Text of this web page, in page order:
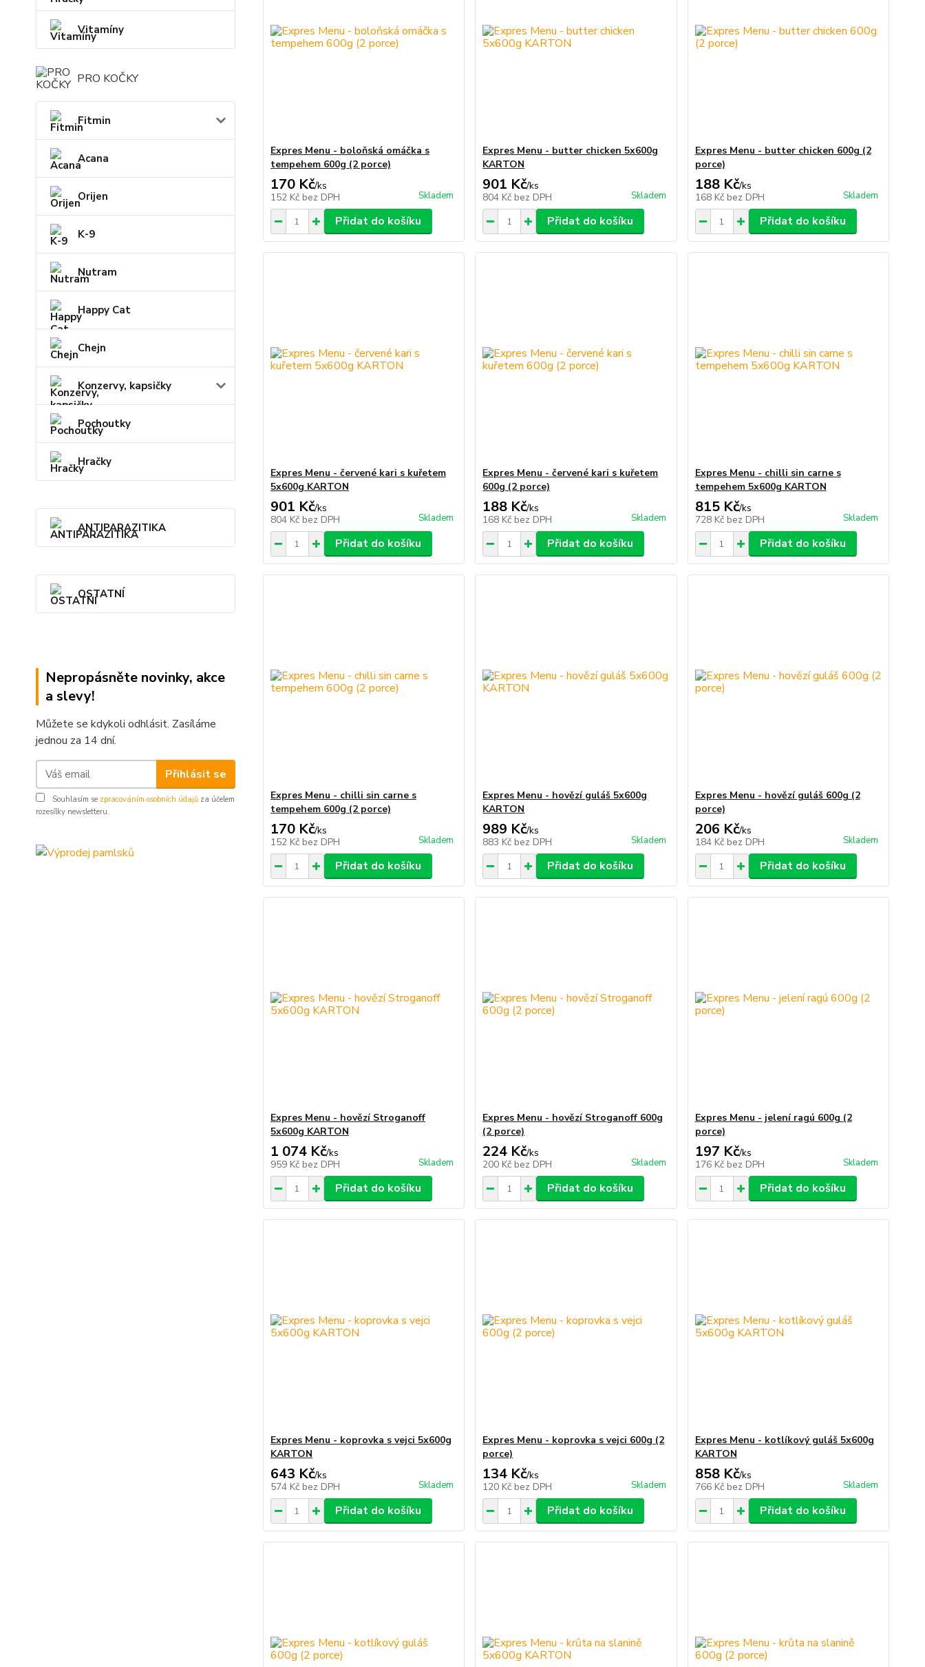
Vitamíny
PRO KOČKY
Fitmin
Acana
Orijen
K-9
Nutram
Happy Cat
Chejn
Konzervy, kapsičky
Pochoutky
Hračky
ANTIPARAZITIKA
OSTATNÍ
Nepropásněte novinky, akce
a slevy!
Můžete se kdykoli odhlásit. Zasíláme
jednou za 14 dní.
Přihlásit se
Souhlasím se zpracováním osobních údajů za účelem
rozesílky newsletteru.
Expres Menu - boloňská omáčka s
tempehem 600g (2 porce)
170 Kč/ks
152 Kč bez DPH Skladem
Přidat do košíku
Expres Menu - butter chicken 5x600g
KARTON
901 Kč/ks
804 Kč bez DPH Skladem
Přidat do košíku
Expres Menu - butter chicken 600g (2
porce)
188 Kč/ks
168 Kč bez DPH Skladem
Přidat do košíku
Expres Menu - červené kari s kuřetem
5x600g KARTON
901 Kč/ks
804 Kč bez DPH Skladem
Přidat do košíku
Expres Menu - červené kari s kuřetem
600g (2 porce)
188 Kč/ks
168 Kč bez DPH Skladem
Přidat do košíku
Expres Menu - chilli sin carne s
tempehem 5x600g KARTON
815 Kč/ks
728 Kč bez DPH Skladem
Přidat do košíku
Expres Menu - chilli sin carne s
tempehem 600g (2 porce)
170 Kč/ks
152 Kč bez DPH Skladem
Přidat do košíku
Expres Menu - hovězí guláš 5x600g
KARTON
989 Kč/ks
883 Kč bez DPH Skladem
Přidat do košíku
Expres Menu - hovězí guláš 600g (2
porce)
206 Kč/ks
184 Kč bez DPH Skladem
Přidat do košíku
Expres Menu - hovězí Stroganoff
5x600g KARTON
1 074 Kč/ks
959 Kč bez DPH Skladem
Přidat do košíku
Expres Menu - hovězí Stroganoff 600g
(2 porce)
224 Kč/ks
200 Kč bez DPH Skladem
Přidat do košíku
Expres Menu - jelení ragú 600g (2
porce)
197 Kč/ks
176 Kč bez DPH Skladem
Přidat do košíku
Expres Menu - koprovka s vejci 5x600g
KARTON
643 Kč/ks
574 Kč bez DPH Skladem
Přidat do košíku
Expres Menu - koprovka s vejci 600g (2
porce)
134 Kč/ks
120 Kč bez DPH Skladem
Přidat do košíku
Expres Menu - kotlíkový guláš 5x600g
KARTON
858 Kč/ks
766 Kč bez DPH Skladem
Přidat do košíku